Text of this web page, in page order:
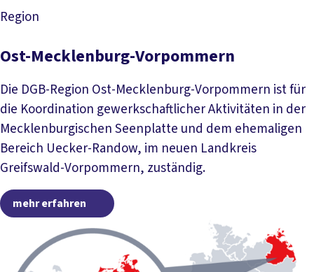
Region
Ost-Mecklenburg-Vorpommern
Die DGB-Region Ost-Mecklenburg-Vorpommern ist für
die Koordination gewerkschaftlicher Aktivitäten in der
Mecklenburgischen Seenplatte und dem ehemaligen
Bereich Uecker-Randow, im neuen Landkreis
Greifswald-Vorpommern, zuständig.
mehr erfahren